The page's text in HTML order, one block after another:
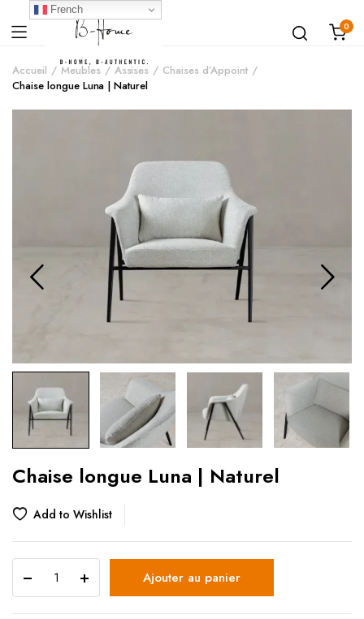
0
Accueil Meubles Assises
Chaises d’Appoint
Chaise longue Luna | Naturel
Chaise longue Luna | Naturel
Add to Wishlist
Ajouter au panier
French